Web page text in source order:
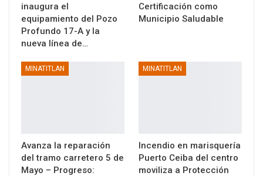
inaugura el
equipamiento del Pozo
Profundo 17-A y la
nueva línea de…
Certificación como
Municipio Saludable
MINATITLAN
Avanza la reparación
del tramo carretero 5 de
Mayo – Progreso:
MINATITLAN
Incendio en marisquería
Puerto Ceiba del centro
moviliza a Protección